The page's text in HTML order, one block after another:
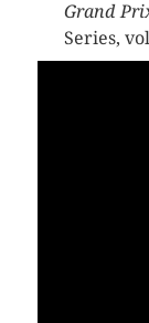
Grand
Series,